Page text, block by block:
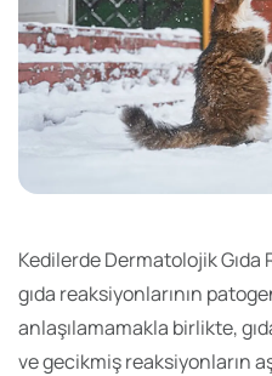
Kedilerde Dermatolojik
gıda reaksiyonlarının
anlaşılamamakla birlikte,
ve gecikmiş reaksiyonların